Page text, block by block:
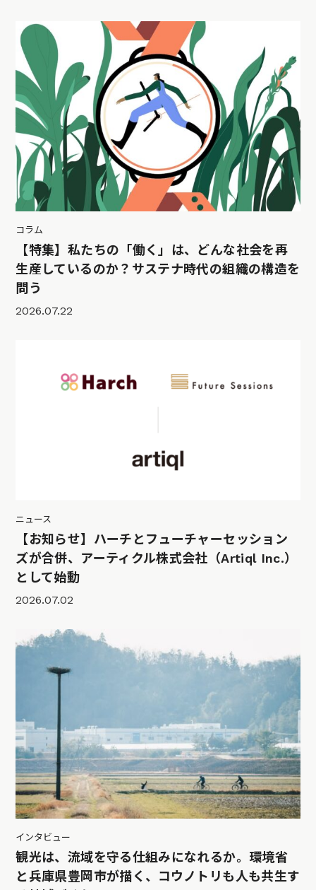
コラム
【特集】私たちの「働く」は、どんな社会を再
生産しているのか？サステナ時代の組織の構造を
問う
2026.07.22
ニュース
【お知らせ】ハーチとフューチャーセッション
ズが合併、アーティクル株式会社（Artiql Inc.）
として始動
2026.07.02
インタビュー
観光は、流域を守る仕組みになれるか。環境省
と兵庫県豊岡市が描く、コウノトリも人も共生す